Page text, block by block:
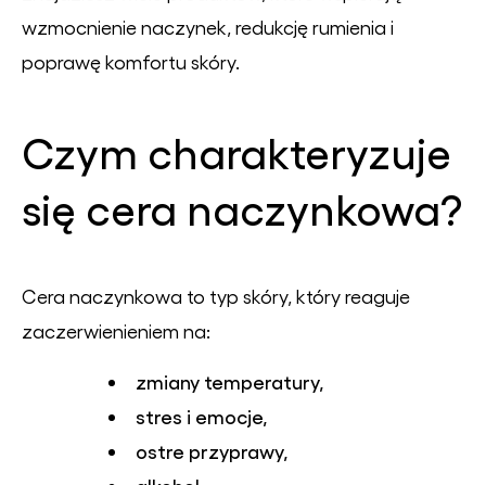
wzmocnienie naczynek, redukcję rumienia i
poprawę komfortu skóry.
Czym charakteryzuje
się cera naczynkowa?
Cera naczynkowa to typ skóry, który reaguje
zaczerwienieniem na:
zmiany temperatury,
stres i emocje,
ostre przyprawy,